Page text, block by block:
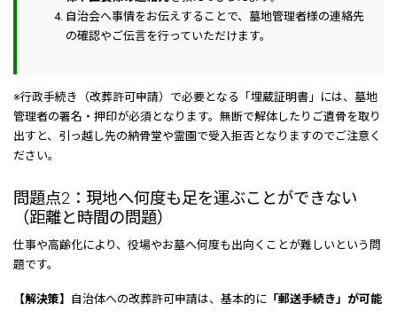
自治会へ事情をお伝えすることで、墓地管理者様の連絡先
の確認やご伝言を行っていただけます。
※行政手続き（改葬許可申請）で必要となる「埋蔵証明書」には、墓地
管理者の署名・押印が必須となります。無断で解体したりご遺骨を取り
出すと、引っ越し先の納骨堂や霊園で受入拒否となりますのでご注意く
ださい。
問題点2：現地へ何度も足を運ぶことができない
（距離と時間の問題）
仕事や高齢化により、役場やお墓へ何度も出向くことが難しいという問
題です。
【解決策】 自治体への改葬許可申請は、基本的に 「郵送手続き」が可能